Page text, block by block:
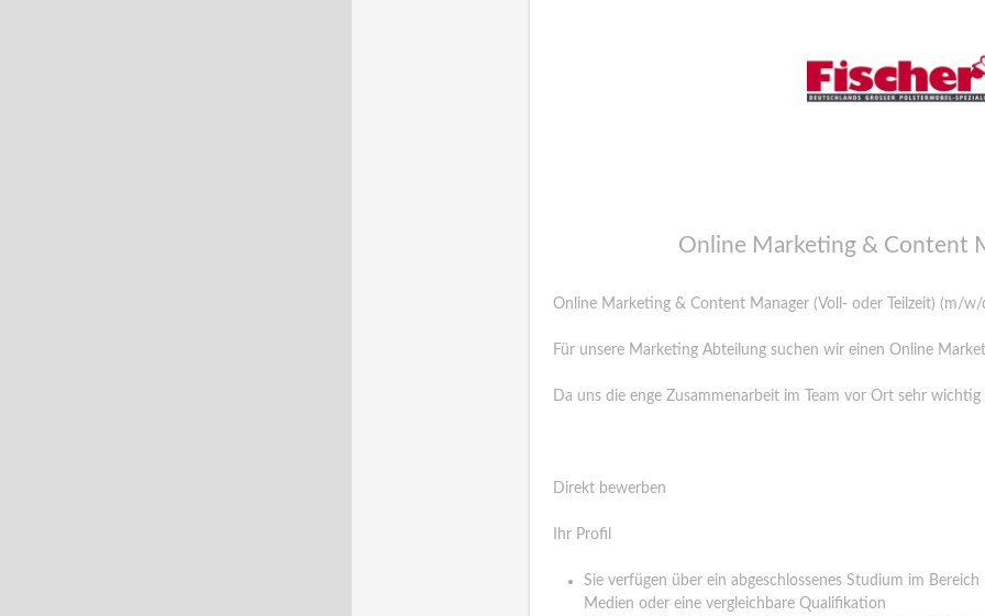
Online Marketing & Content
Online Marketing & Content Manager (Voll- oder Teilzeit) (m/
Für unsere Marketing Abteilung suchen wir einen Online
Da uns die enge Zusammenarbeit im Team vor Ort sehr
Direkt bewerben
Ihr Profil
Sie verfügen über ein abgeschlossenes Studium im
Medien oder eine vergleichbare Qualifikation